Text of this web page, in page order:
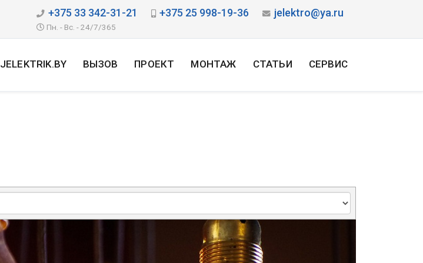
+375 33 342-31-21 +375 25 998-19-36 jelektro@ya.ru
Пн. - Вс. - 24/7/365
JELEKTRIK.BY ВЫЗОВ ПРОЕКТ МОНТАЖ СТАТЬИ СЕРВИС